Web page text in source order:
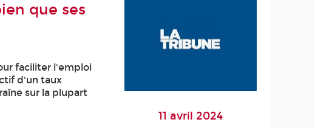
que ses
faciliter l'emploi
d'un taux
sur la plupart
11 avril 2024